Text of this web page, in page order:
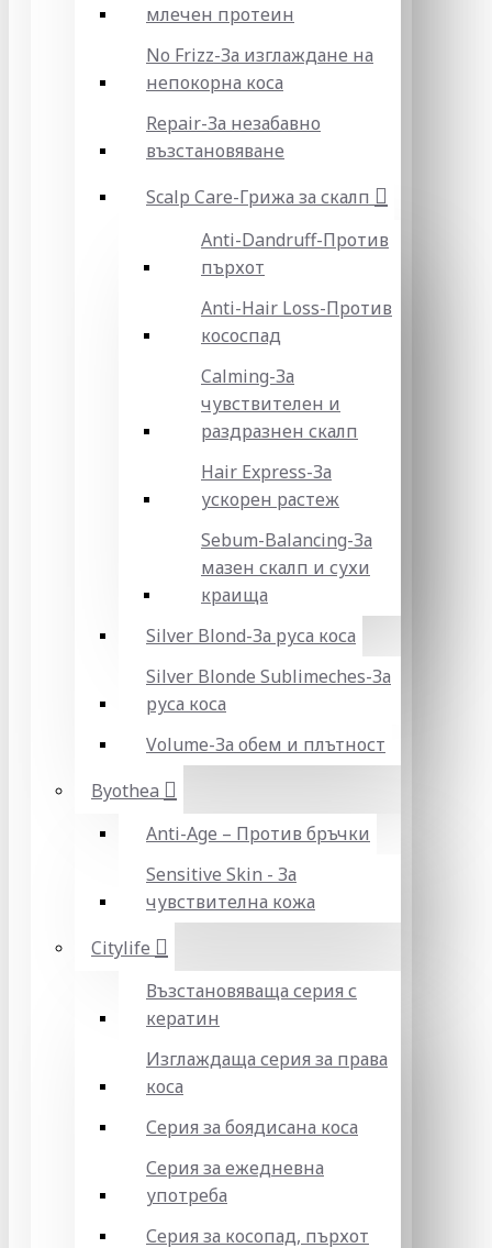
млечен протеин
No Frizz-За изглаждане на
непокорна коса
Repair-За незабавно
възстановяване
Scalp Care-Грижа за скалп
Anti-Dandruff-Против
пърхот
Anti-Hair Loss-Против
кососпад
Calming-За
чувствителен и
раздразнен скалп
Hair Express-За
ускорен растеж
Sebum-Balancing-За
мазен скалп и сухи
краища
Silver Blond-За руса коса
Silver Blonde Sublіmeches-За
руса коса
Volume-За обем и плътност
Byothea
Anti-Age – Против бръчки
Sensitive Skin - За
чувствителна кожа
Citylife
Възстановяваща серия с
кератин
Изглаждаща серия за права
коса
Серия за боядисана коса
Серия за ежедневна
употреба
Серия за косопад, пърхот